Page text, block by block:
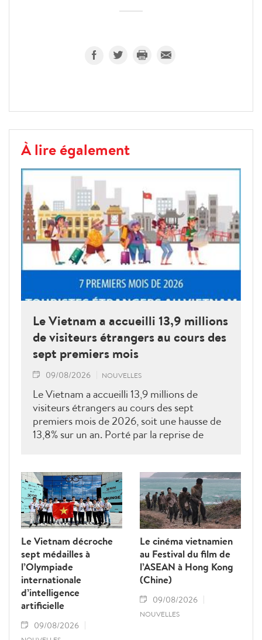
À lire également
Le Vietnam a accueilli 13,9 millions
de visiteurs étrangers au cours des
sept premiers mois
09/08/2026 NOUVELLES
Le Vietnam a accueilli 13,9 millions de
visiteurs étrangers au cours des sept
premiers mois de 2026, soit une hausse de
13,8% sur un an. Porté par la reprise de
millions d'arrivées.
Le Vietnam décroche
sept médailles à
l’Olympiade
internationale
d’intelligence
artificielle
09/08/2026
Le cinéma vietnamien
au Festival du film de
l’ASEAN à Hong Kong
(Chine)
09/08/2026
NOUVELLES